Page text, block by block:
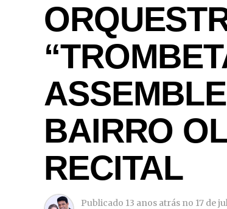
BAIRRO
RECITAL
Publicado 13 anos atrás no 17 de